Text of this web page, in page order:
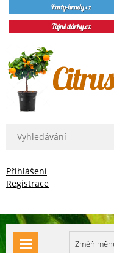
Přihlášení
Registrace